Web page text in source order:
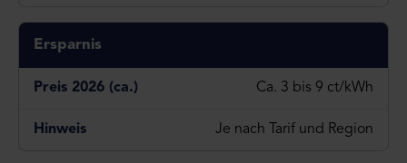
Ersparnis
Ca. 3 bis 9 ct/kWh
Je nach Tarif und Region